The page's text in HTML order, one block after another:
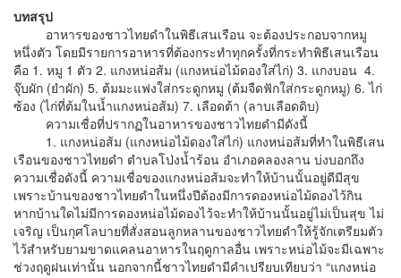
บทสรุป
อาหารของชาวไทยดำในพิธีเสนเรือน จะต้องประกอบจากหมู
หนึ่งตัว โดยมีรายการอาหารที่ต้องกระทำทุกครั้งที่กระทำพิธีเสนเรือน
คือ 1. หมู 1 ตัว 2. แกงหน่อส้ม (แกงหน่อไม้ดองใส่ไก่) 3. แกงบอน 4.
จุ๊บผัก (ยำผัก) 5. ต้มมะแฟงใส่กระดูกหมู (ต้มจืดฟักใส่กระดูกหมู) 6. ไก่
ซ้อง (ไก่ที่ต้มในน้ำแกงหน่อส้ม) 7. เลือดต้า (ลาบเลือดดิบ)
ความเชื่อที่ปรากฏในอาหารของชาวไทยดำมีดังนี้
1. แกงหน่อส้ม (แกงหน่อไม้ดองใส่ไก่) แกงหน่อส้มที่ทำในพิธีเสน
เรือนของชาวไทยดำ ตำบลโป่งน้ำร้อน อำเภอคลองลาน บ่งบอกถึง
ความเชื่อดังนี้ ความเชื่อของแกงหน่อส้มจะทำให้บ้านนั้นอยู่ดีมีสุข
เพราะบ้านของชาวไทยดำในหนึ่งปีต้องมีการดองหน่อไม้ดองไว้กิน
หากบ้านใดไม่มีการดองหน่อไม้ดองไว้จะทำให้บ้านนั้นอยู่ไม่เป็นสุข ไม่
เจริญ เป็นกุศโลบายที่สั่งสอนลูกหลานของชาวไทยดำให้รู้จักเตรียมตัว
ไว้สำหรับยามขาดแคลนอาหารในฤดูกาลอื่น เพราะหน่อไม้จะมีเฉพาะ
ช่วงฤดูฝนเท่านั้น นอกจากนี้ชาวไทยดำมีคำเปรียบเทียบว่า “แกงหน่อ